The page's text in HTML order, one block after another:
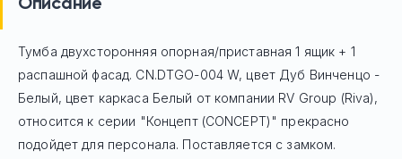
Тумба двухсторонняя опорная/приставная 1 ящик + 1
распашной фасад. CN.DTGO-004 W, цвет Дуб Винченцо -
Белый, цвет каркаса Белый от компании RV Group (Riva),
относится к серии "Концепт (CONCEPT)" прекрасно
подойдет для персонала. Поставляется с замком.